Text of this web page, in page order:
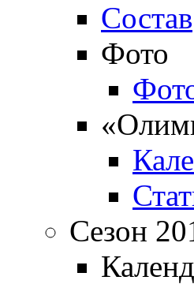
Состав
Фото
Сезон